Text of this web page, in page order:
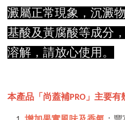
澱屬正常現象，沉澱
基酸及黃腐酸等成分
溶解，請放心使用。
本產品「尚蓋補PRO」主要有